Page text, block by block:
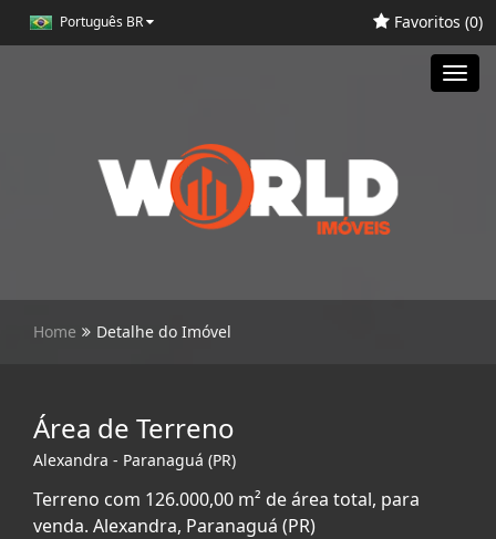
Português BR Favoritos (0)
Home Detalhe do Imóvel
Área de Terreno
Alexandra - Paranaguá (PR)
Terreno com 126.000,00 m² de área total, para
venda. Alexandra, Paranaguá (PR)